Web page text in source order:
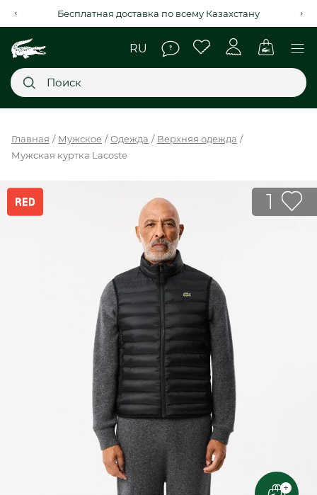
Рассрочка на 4 месяца через Kaspi Red+
НОВИНКИ
SALE
МЫ LACOSTE
Главная Мужское Одежда
Верхняя одежда
Мужская куртка Lacoste
1
+